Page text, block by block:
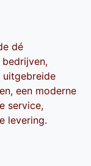
dé
uitgebreide
een moderne
service,
levering.